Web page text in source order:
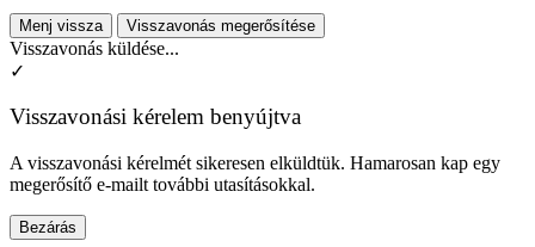
Menj vissza Visszavonás megerősítése
Visszavonás küldése...
✓
Visszavonási kérelem benyújtva
A visszavonási kérelmét sikeresen elküldtük. Hamarosan kap egy
megerősítő e-mailt további utasításokkal.
Bezárás